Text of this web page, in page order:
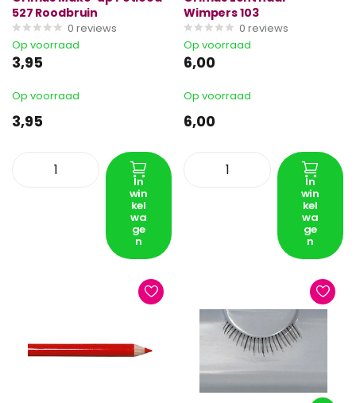
527 Roodbruin
0 reviews
Op voorraad
3,95
Op voorraad
3,95
In
win
kel
wa
ge
n
Wimpers 103
0 reviews
Op voorraad
6,00
Op voorraad
6,00
In
win
kel
wa
ge
n